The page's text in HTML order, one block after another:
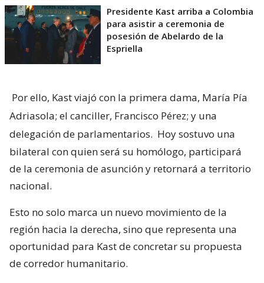
Presidente Kast arriba a Colombia
para asistir a ceremonia de
posesión de Abelardo de la
Espriella
Por ello, Kast viajó con la primera dama, María Pía
Adriasola; el canciller, Francisco Pérez; y una
delegación de parlamentarios. Hoy sostuvo una
bilateral con quien será su homólogo, participará
de la ceremonia de asunción y retornará a territorio
nacional.
Esto no solo marca un nuevo movimiento de la
región hacia la derecha, sino que representa una
oportunidad para Kast de concretar su propuesta
de corredor humanitario.